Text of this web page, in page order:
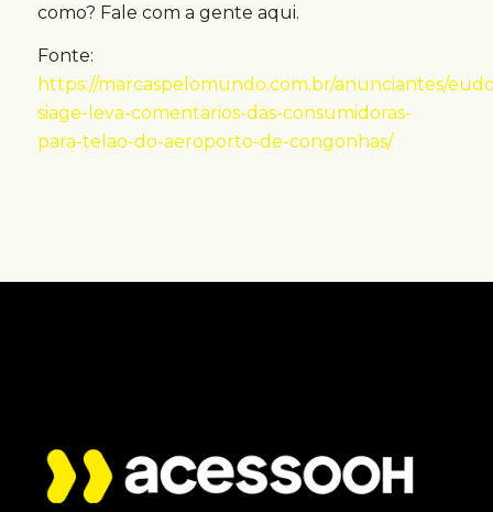
como? Fale com a gente aqui.
Fonte:
https://marcaspelomundo.com.br/anunciantes/
siage-leva-comentarios-das-consumidoras-
para-telao-do-aeroporto-de-congonhas/